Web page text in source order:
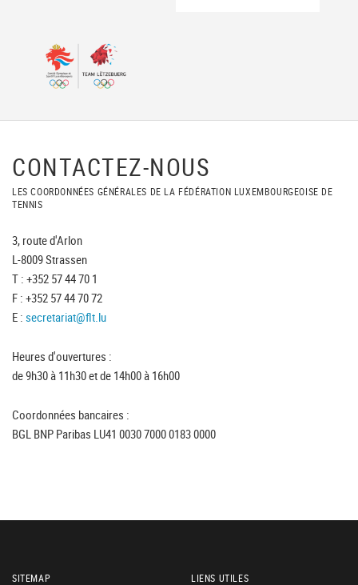
CONTACTEZ-NOUS
LES COORDONNÉES GÉNÉRALES DE LA FÉDÉRATION LUXEMBOURGEOISE DE
TENNIS
3, route d'Arlon
L-8009 Strassen
T : +352 57 44 70 1
F : +352 57 44 70 72
E : secretariat@flt.lu
Heures d'ouvertures :
de 9h30 à 11h30 et de 14h00 à 16h00
Coordonnées bancaires :
BGL BNP Paribas LU41 0030 7000 0183 0000
SITEMAP LIENS UTILES